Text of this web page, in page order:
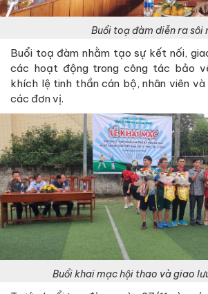
Buổi toạ đàm diễn ra sôi
Buổi toạ đàm nhằm tạo sự kết nối,
các hoạt động trong công tác bảo
khích lệ tinh thần cán bộ, nhân viên
các đơn vị.
Buổi khai mạc hội thao và giao